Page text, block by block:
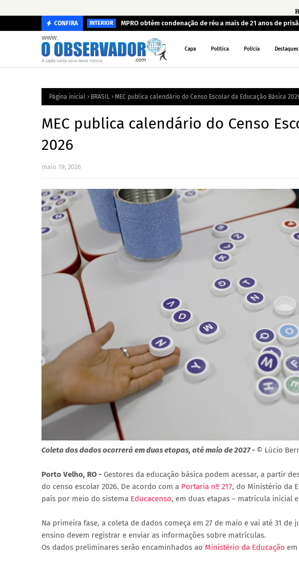
CONFIRA INTERIOR MPRO obtém condenação de réu a mais de 21 anos de
Capa Política Polícia Destaques
Página inicial BRASIL MEC publica calendário do Censo Escolar da Educação Básica
MEC publica calendário do Censo
2026
maio 19, 2026
Coleta dos dados ocorrerá em duas etapas, até maio de 2027 - © Lúcio
Porto Velho, RO - Gestores da educação básica podem acessar, a partir
do censo escolar 2026. De acordo com a Portaria nº 217, do Ministério da
país por meio do sistema Educacenso, em duas etapas – matrícula inicial
Na primeira fase, a coleta de dados começa em 27 de maio e vai até 31 de
ensino devem registrar e enviar as informações sobre matrículas.
Os dados preliminares serão encaminhados ao Ministério da Educação